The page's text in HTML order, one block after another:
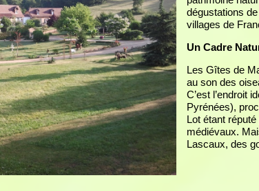
dégustations
villages de
Un Cadre
Les Gîtes de
au son des
C’est l’endroit
Pyrénées),
Lot étant
médiévaux.
Lascaux, des